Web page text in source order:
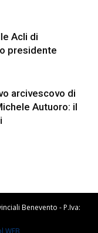
Acli di
presidente
arcivescovo di
Autuoro: il
Benevento - P.Iva:
WEB